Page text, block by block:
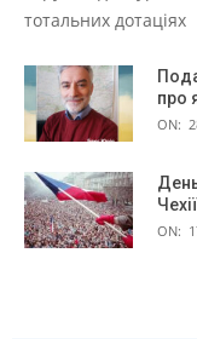
тотальних дотаціях
про
ON:
ON: